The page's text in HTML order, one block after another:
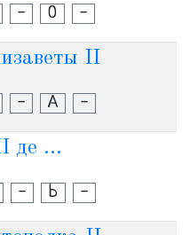
- О -
II
- А -
де ...
- Ь -